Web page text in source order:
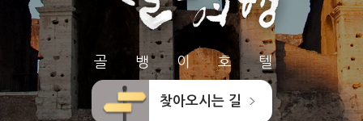
골 뱅 이 호 텔
찾아오시는 길